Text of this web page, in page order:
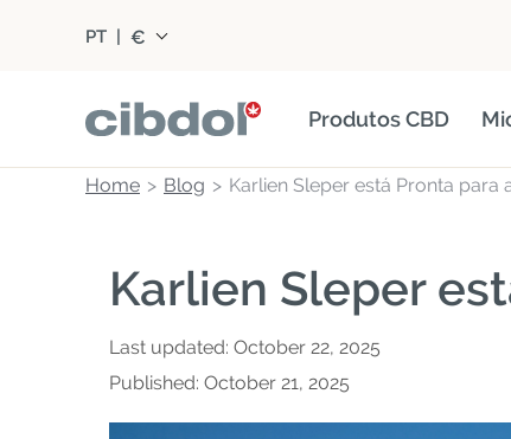
PT | €
Produtos CBD
Home Blog Karlien Sleper está Pronta para
Karlien Sleper
Last updated: October 22, 2025
Published: October 21, 2025